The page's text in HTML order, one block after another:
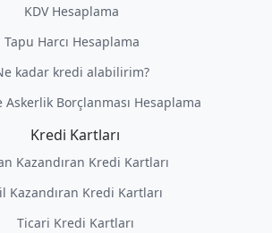
KDV Hesaplama
Tapu Harcı Hesaplama
kadar kredi alabilirim?
Askerlik Borçlanması Hesaplama
Kredi Kartları
Kazandıran Kredi Kartları
Kazandıran Kredi Kartları
Ticari Kredi Kartları